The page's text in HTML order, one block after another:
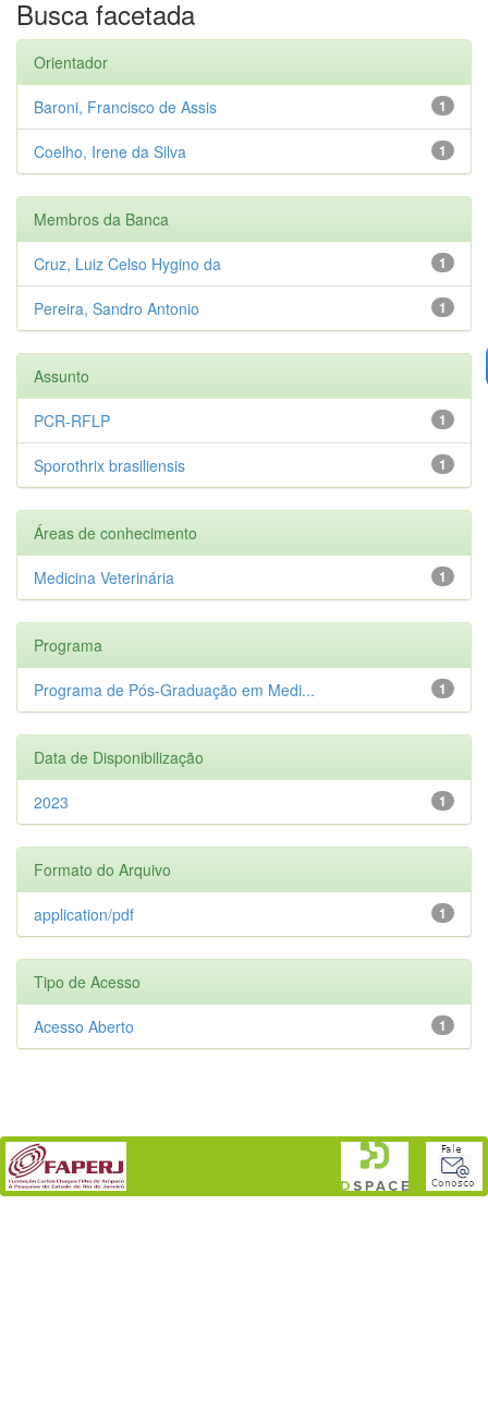
Busca facetada
Orientador
1
Baroni, Francisco de Assis
1
Coelho, Irene da Silva
Membros da Banca
1
Cruz, Luiz Celso Hygino da
1
Pereira, Sandro Antonio
Assunto
1
PCR-RFLP
1
Sporothrix brasiliensis
Áreas de conhecimento
1
Medicina Veterinária
Programa
1
Programa de Pós-Graduação em Medi...
Data de Disponibilização
1
2023
Formato do Arquivo
1
application/pdf
Tipo de Acesso
1
Acesso Aberto